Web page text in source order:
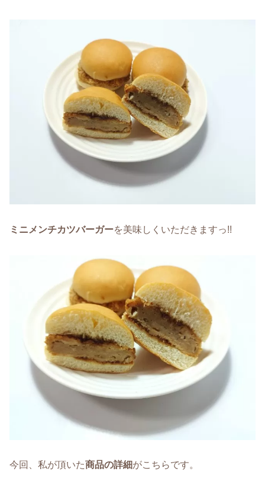
ミニメンチカツバーガーを美味しくいただきますっ!!
今回、私が頂いた商品の詳細がこちらです。